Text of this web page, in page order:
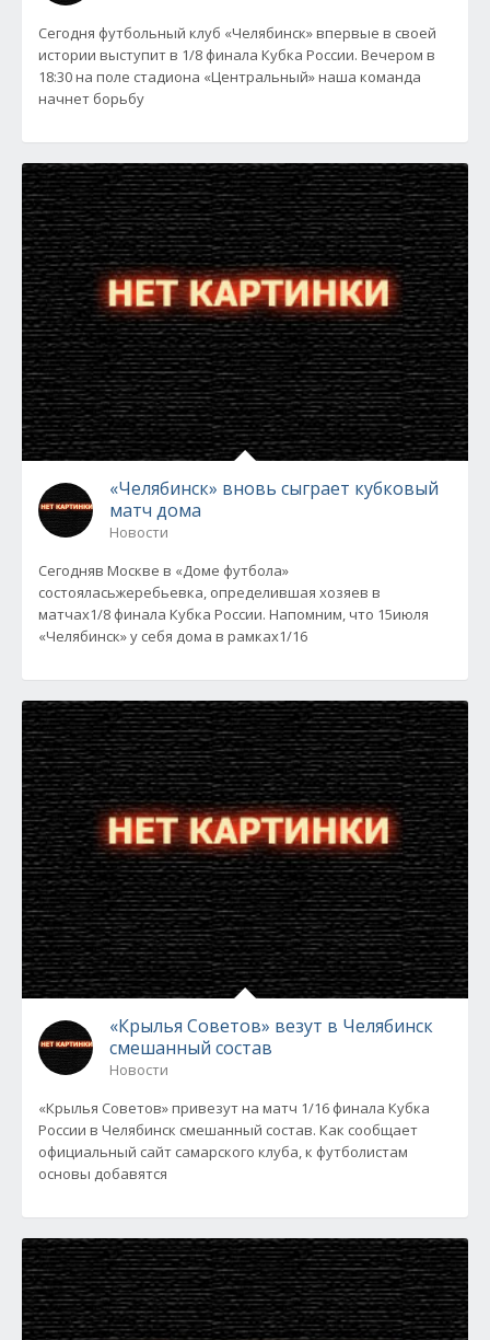
Сегодня футбольный клуб «Челябинск» впервые в своей
истории выступит в 1/8 финала Кубка России. Вечером в
18:30 на поле стадиона «Центральный» наша команда
начнет борьбу
«Челябинск» вновь сыграет кубковый
матч дома
Новости
Сегодняв Москве в «Доме футбола»
состояласьжеребьевка, определившая хозяев в
матчах1/8 финала Кубка России. Напомним, что 15июля
«Челябинск» у себя дома в рамках1/16
«Крылья Советов» везут в Челябинск
смешанный состав
Новости
«Крылья Советов» привезут на матч 1/16 финала Кубка
России в Челябинск смешанный состав. Как сообщает
официальный сайт самарского клуба, к футболистам
основы добавятся